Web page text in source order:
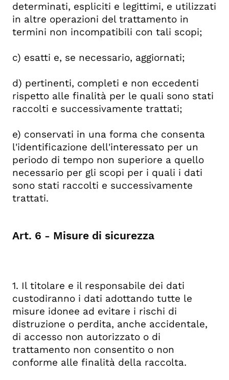
determinati, espliciti e legittimi, e utilizzati
in altre operazioni del trattamento in
termini non incompatibili con tali scopi;
c) esatti e, se necessario, aggiornati;
d) pertinenti, completi e non eccedenti
rispetto alle finalità per le quali sono stati
raccolti e successivamente trattati;
e) conservati in una forma che consenta
l'identificazione dell'interessato per un
periodo di tempo non superiore a quello
necessario per gli scopi per i quali i dati
sono stati raccolti e successivamente
trattati.
Art. 6 - Misure di sicurezza
1. Il titolare e il responsabile dei dati
custodiranno i dati adottando tutte le
misure idonee ad evitare i rischi di
distruzione o perdita, anche accidentale,
di accesso non autorizzato o di
trattamento non consentito o non
conforme alle finalità della raccolta.